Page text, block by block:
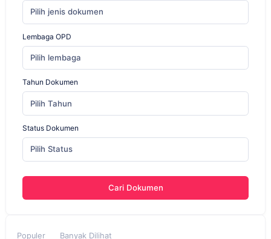
Pilih jenis dokumen
Lembaga OPD
Pilih lembaga
Tahun Dokumen
Pilih Tahun
Status Dokumen
Pilih Status
Cari Dokumen
Populer Banyak Dilihat